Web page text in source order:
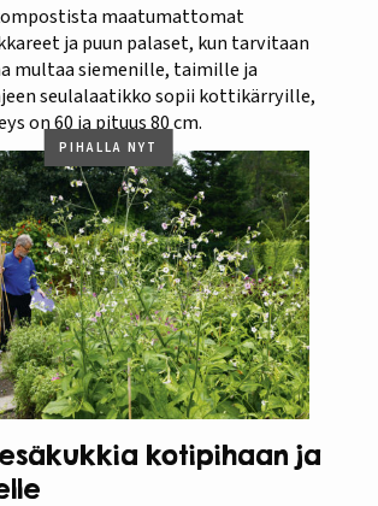
maatumattomat
ja puun palaset, kun tarvitaan
multaa siemenille, taimille ja
seulalaatikko sopii kottikärryille,
on 60 ja pituus 80 cm.
PIHALLA NYT
kotipihaan ja